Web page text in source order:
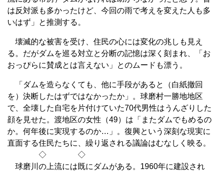
は反対派も多かったけど、今回の雨で考えを変えた人も多
いはず」と推測する。
壊滅的な被害を受け、住民の心には変化の兆しも見え
る。だがダムを巡る対立と分断の記憶は深く刻まれ、「お
おっぴらに賛成とは言えない」とのムードも漂う。
「ダムを造らなくても、他に手段があると（白紙撤回
を）決断したはずではなかったか」。球磨村一勝地地区
で、全壊した自宅を片付けていた70代男性はうんざりした
顔を見せた。渡地区の女性（49）は「またダムでもめるの
か。何年後に実現するのか…」。復興という深刻な現実に
直面する住民たちに、繰り返される議論はむなしく映る。
◇ ◇
球磨川の上流には既にダムがある。1960年に建設され